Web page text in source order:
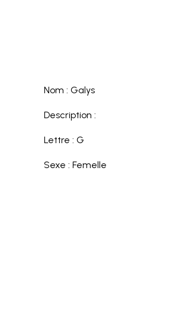
Nom : Galys
Description :
Lettre : G
Sexe : Femelle